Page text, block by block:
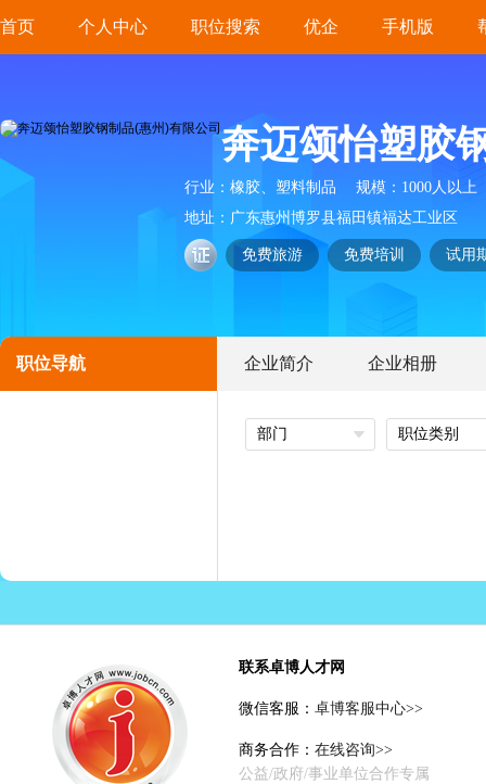
首页 个人中心 职位搜索 优企 手机版
奔迈颂怡塑胶
行业： 橡胶、塑料制品 规模： 1000人以上
地址： 广东惠州博罗县福田镇福达工业区
免费旅游 免费培训 试用
职位导航 企业简介 企业相册
部门 职位类别
联系卓博人才网
微信客服： 卓博客服中心>>
商务合作： 在线咨询>>
公益/政府/事业单位合作专属